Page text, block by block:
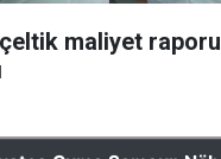
çeltik maliyet raporu